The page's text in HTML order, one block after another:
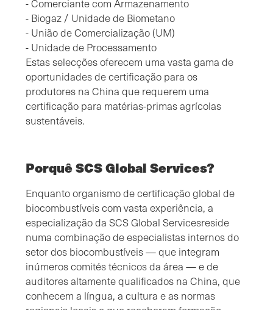
- Comerciante com Armazenamento
- Biogaz / Unidade de Biometano
- União de Comercialização (UM)
- Unidade de Processamento
Estas selecções oferecem uma vasta gama de
oportunidades de certificação para os
produtores na China que requerem uma
certificação para matérias-primas agrícolas
sustentáveis.
Porquê SCS Global Services?
Enquanto organismo de certificação global de
biocombustíveis com vasta experiência, a
especialização da SCS Global Servicesreside
numa combinação de especialistas internos do
setor dos biocombustíveis — que integram
inúmeros comités técnicos da área — e de
auditores altamente qualificados na China, que
conhecem a língua, a cultura e as normas